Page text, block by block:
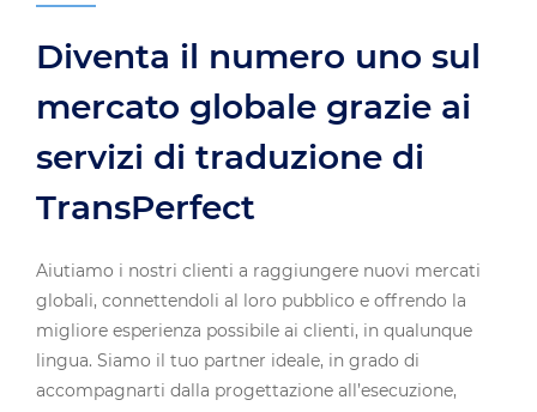
Diventa il numero uno sul
mercato globale grazie ai
servizi di traduzione di
TransPerfect
Aiutiamo i nostri clienti a raggiungere nuovi mercati
globali, connettendoli al loro pubblico e offrendo la
migliore esperienza possibile ai clienti, in qualunque
lingua. Siamo il tuo partner ideale, in grado di
accompagnarti dalla progettazione all’esecuzione,